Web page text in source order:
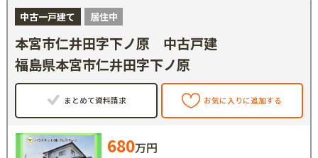
中古一戸建て 居住中
本宮市仁井田字下ノ原 中古戸建
福島県本宮市仁井田字下ノ原
まとめて資料請求 お気に入りに追加する
680万円